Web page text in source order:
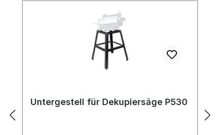
Untergestell für Dekupiersäge P530